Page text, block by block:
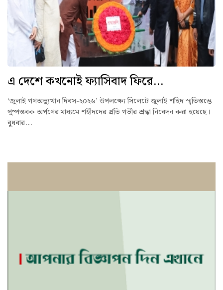
এ দেশে কখনোই ফ্যাসিবাদ ফিরে...
‘জুলাই গণঅভ্যুত্থান দিবস-২০২৬’ উপলক্ষ্যে সিলেটে জুলাই শহিদ স্মৃতিস্তম্ভে
পুষ্পস্তবক অর্পণের মাধ্যমে শহীদদের প্রতি গভীর শ্রদ্ধা নিবেদন করা হয়েছে।
বুধবার...